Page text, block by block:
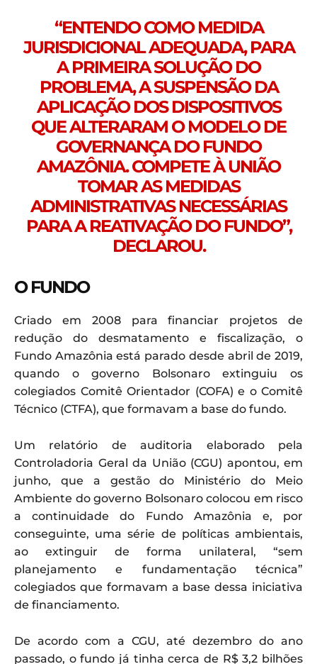
“ENTENDO COMO MEDIDA
JURISDICIONAL ADEQUADA, PARA
A PRIMEIRA SOLUÇÃO DO
PROBLEMA, A SUSPENSÃO DA
APLICAÇÃO DOS DISPOSITIVOS
QUE ALTERARAM O MODELO DE
GOVERNANÇA DO FUNDO
AMAZÔNIA. COMPETE À UNIÃO
TOMAR AS MEDIDAS
ADMINISTRATIVAS NECESSÁRIAS
PARA A REATIVAÇÃO DO FUNDO”,
DECLAROU.
O FUNDO
Criado em 2008 para financiar projetos de
redução do desmatamento e fiscalização, o
Fundo Amazônia está parado desde abril de 2019,
quando o governo Bolsonaro extinguiu os
colegiados Comitê Orientador (COFA) e o Comitê
Técnico (CTFA), que formavam a base do fundo.
Um relatório de auditoria elaborado pela
Controladoria Geral da União (CGU) apontou, em
junho, que a gestão do Ministério do Meio
Ambiente do governo Bolsonaro colocou em risco
a continuidade do Fundo Amazônia e, por
conseguinte, uma série de políticas ambientais,
ao extinguir de forma unilateral, “sem
planejamento e fundamentação técnica”
colegiados que formavam a base dessa iniciativa
de financiamento.
De acordo com a CGU, até dezembro do ano
passado, o fundo já tinha cerca de R$ 3,2 bilhões